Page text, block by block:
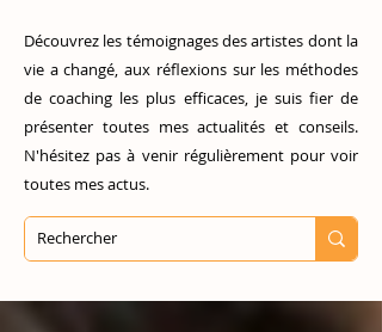
Découvrez les témoignages des artistes dont la
vie a changé, aux réflexions sur les méthodes
de coaching les plus efficaces, je suis fier de
présenter toutes mes actualités et conseils.
N'hésitez pas à venir régulièrement pour voir
toutes mes actus.